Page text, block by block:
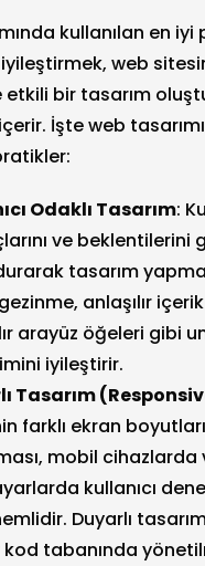
kullanılan en iyi
web
etkili bir tasarım
İşte web
Odaklı Tasarım:
ve beklentilerini
tasarım
anlaşılır
arayüz öğeleri gibi
iyileştirir.
Tasarım
farklı ekran
mobil
kullanıcı
Duyarlı
tabanında